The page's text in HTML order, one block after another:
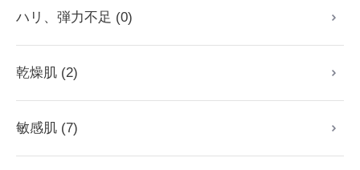
ハリ、弾力不足 (0)
乾燥肌 (2)
敏感肌 (7)